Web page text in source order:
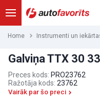
Home Instrumenti un
Galviņa TTX 30
Preces kods: PRO23762
Ražotāja kods: 23762
Vairāk par šo preci